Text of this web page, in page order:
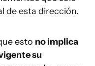
de esta dirección.
esto no implica
su